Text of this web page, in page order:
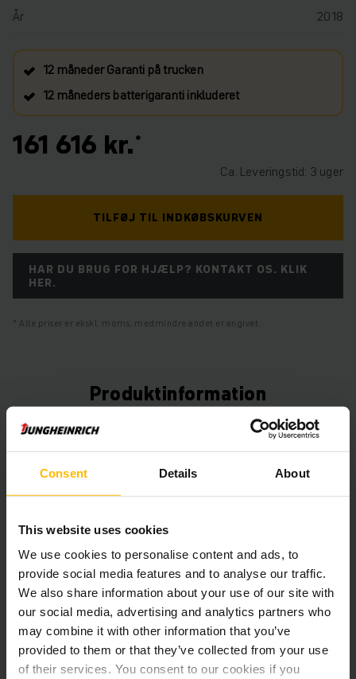
Consent Details About
This website uses cookies
We use cookies to personalise content and ads, to
provide social media features and to analyse our traffic.
We also share information about your use of our site with
our social media, advertising and analytics partners who
may combine it with other information that you’ve
provided to them or that they’ve collected from your use
of their services. You consent to our cookies if you
År
2018
12 måneder Garanti på trucken
12 måneders batterigaranti inkluderet
161 616 kr.
Ca. Leveringstid: 3 uger
TILFØJ TIL INDKØBSKURVEN
HAR DU BRUG FOR HJÆLP? KONTAKT OS. KLIK
HER.
Alle priser er ekskl. moms, medmindre andet er angivet.
Produktinformation
Det følgende afsnit giver en omfattende oversigt over
køretøjets tekniske specifikationer og udstyr.
Teknisk information
Batteri
Oplader Ja, 48 V / 140 A
Batteriets renoveringsår 2026
År 2018